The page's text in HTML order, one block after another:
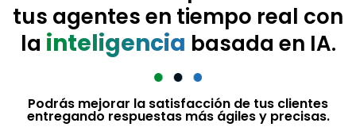
tus agentes en tiempo real con
la inteligencia basada en IA.
Podrás mejorar la satisfacción de tus clientes
entregando respuestas más ágiles y precisas.